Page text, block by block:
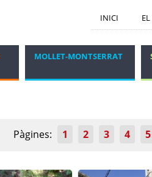
INICI
MOLLET-MONTSERRAT
Pàgines: 1 2 3 4 5